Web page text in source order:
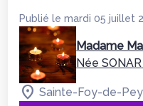
Publié le mardi 05 juillet
Madame
Née SONAR
Sainte-Foy-de-